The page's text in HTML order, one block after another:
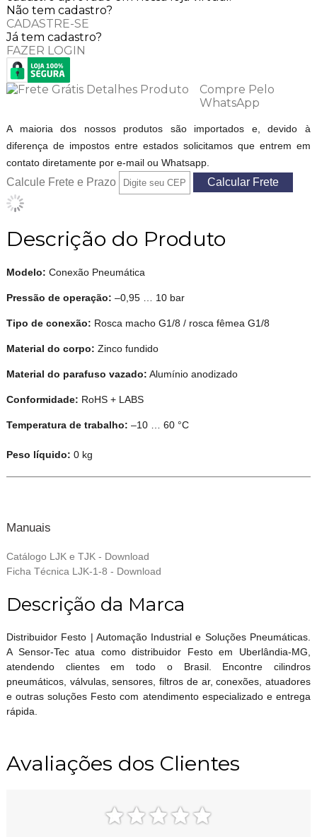
Não tem cadastro?
CADASTRE-SE
Já tem cadastro?
FAZER LOGIN
Compre Pelo
WhatsApp
A maioria dos nossos produtos são importados e, devido à
diferença de impostos entre estados solicitamos que entrem em
contato diretamente por e-mail ou Whatsapp.
Calcule Frete e Prazo
Descrição do Produto
Modelo: Conexão Pneumática
Pressão de operação: –0,95 … 10 bar
Tipo de conexão: Rosca macho G1/8 / rosca fêmea G1/8
Material do corpo: Zinco fundido
Material do parafuso vazado: Alumínio anodizado
Conformidade: RoHS + LABS
Temperatura de trabalho: –10 … 60 °C
Peso líquido: 0 kg
Manuais
Catálogo LJK e TJK - Download
Ficha Técnica LJK-1-8 - Download
Descrição da Marca
Distribuidor Festo | Automação Industrial e Soluções Pneumáticas.
A Sensor-Tec atua como distribuidor Festo em Uberlândia-MG,
atendendo clientes em todo o Brasil. Encontre cilindros
pneumáticos, válvulas, sensores, filtros de ar, conexões, atuadores
e outras soluções Festo com atendimento especializado e entrega
rápida.
Avaliações dos Clientes